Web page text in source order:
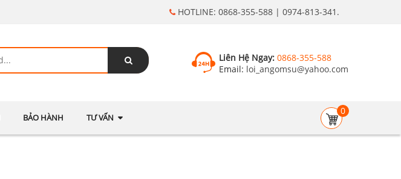
HOTLINE: 0868-355-588 | 0974-813-341.
Liên Hệ Ngay: 0868-355-588
Email: loi_angomsu@yahoo.com
BẢO HÀNH TƯ VẤN
0